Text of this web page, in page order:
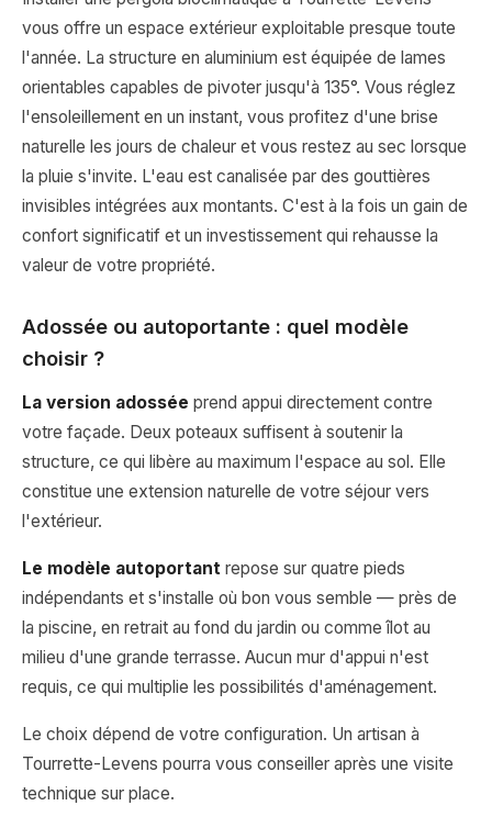
vous offre un espace extérieur exploitable presque toute
l'année. La structure en aluminium est équipée de lames
orientables capables de pivoter jusqu'à 135°. Vous réglez
l'ensoleillement en un instant, vous profitez d'une brise
naturelle les jours de chaleur et vous restez au sec lorsque
la pluie s'invite. L'eau est canalisée par des gouttières
invisibles intégrées aux montants. C'est à la fois un gain de
confort significatif et un investissement qui rehausse la
valeur de votre propriété.
Adossée ou autoportante : quel modèle
choisir ?
La version adossée prend appui directement contre
votre façade. Deux poteaux suffisent à soutenir la
structure, ce qui libère au maximum l'espace au sol. Elle
constitue une extension naturelle de votre séjour vers
l'extérieur.
Le modèle autoportant repose sur quatre pieds
indépendants et s'installe où bon vous semble — près de
la piscine, en retrait au fond du jardin ou comme îlot au
milieu d'une grande terrasse. Aucun mur d'appui n'est
requis, ce qui multiplie les possibilités d'aménagement.
Le choix dépend de votre configuration. Un artisan à
Tourrette-Levens pourra vous conseiller après une visite
technique sur place.